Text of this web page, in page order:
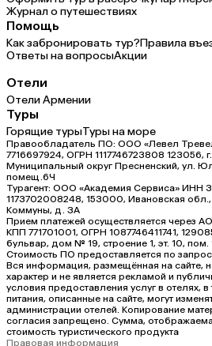
Журнал о путешествиях
Помощь
Как забронировать тур?Правила
Ответы на вопросыАкции
Отели
Отели Армении
Туры
Горящие турыТуры на море
Правообладатель ПО: ООО «Левел
7716697924, ОГРН 1117746723808 123056,
Муниципальный округ Пресненский, ул.
помещ.6Ч
Турагент: ООО «Академия Сервиса» ИНН
1173702008248, 153000, Ивановская
Коммуны, д. ЗА
Прием платежей осуществляется через
КПП 771701001, ОГРН 1087746411741,
бульвар, дом № 19, строение 1, эт. 10, пом.
Стоимость ПО предоставляется по
Вся информация, размещённая на сайте,
характер и не является рекламой и
условия предоставления услуг в отелях,
питания, описанные на сайте, могут
администрации отелей. Копирование
согласия запрещено. Сумма,
стоимость туристического продукта
Правовая информация